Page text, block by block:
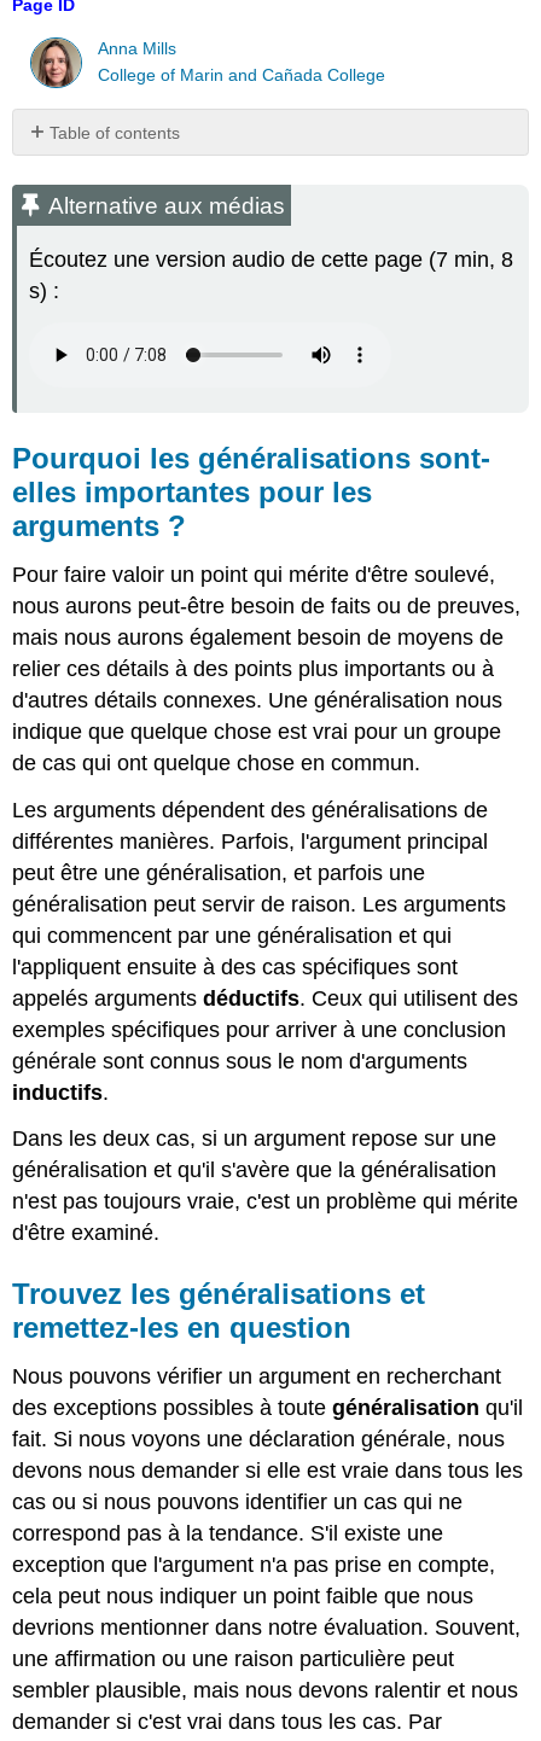
Page ID
Anna Mills
College of Marin and Cañada College
Table of contents
aux
médias
les
généralisations
importantes
Trouvez
les
généralisations
et
les
en
question
Phrases
signaler
les
exceptions
courants
d'arguments
qui
omettent
les
exceptions
Faux
dilemmes
Questions
chargées
Exercice
\PageIndex
\PageIndex
Alternative aux médias
Écoutez une version audio de cette page (7 min, 8
s) :
Pourquoi les généralisations sont-
elles importantes pour les
arguments ?
Pour faire valoir un point qui mérite d'être soulevé,
nous aurons peut-être besoin de faits ou de preuves,
mais nous aurons également besoin de moyens de
relier ces détails à des points plus importants ou à
d'autres détails connexes. Une généralisation nous
indique que quelque chose est vrai pour un groupe
de cas qui ont quelque chose en commun.
Les arguments dépendent des généralisations de
différentes manières. Parfois, l'argument principal
peut être une généralisation, et parfois une
généralisation peut servir de raison. Les arguments
qui commencent par une généralisation et qui
l'appliquent ensuite à des cas spécifiques sont
appelés argumentsdéductifs. Ceux qui utilisent des
exemples spécifiques pour arriver à une conclusion
générale sont connus sous le nom d'arguments
inductifs.
Dans les deux cas, si un argument repose sur une
généralisation et qu'il s'avère que la généralisation
n'est pas toujours vraie, c'est un problème qui mérite
d'être examiné.
Trouvez les généralisations et
remettez-les en question
Nous pouvons vérifier un argument en recherchant
des exceptions possibles à toutegénéralisation qu'il
fait. Si nous voyons une déclaration générale, nous
devons nous demander si elle est vraie dans tous les
cas ou si nous pouvons identifier un cas qui ne
correspond pas à la tendance. S'il existe une
exception que l'argument n'a pas prise en compte,
cela peut nous indiquer un point faible que nous
devrions mentionner dans notre évaluation. Souvent,
une affirmation ou une raison particulière peut
sembler plausible, mais nous devons ralentir et nous
demander si c'est vrai dans tous les cas. Par